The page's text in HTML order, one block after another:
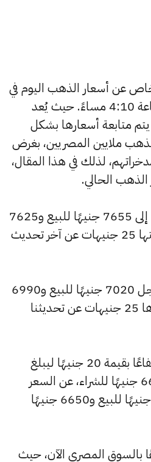
عن أسعار الذهب اليوم في
مصر الأحد 15 فبراير الساعة 4:10 مساءً. حيث يُعد
متابعة أسعارها بشكل
ملايين المصريين، بغرض
لذلك في هذا المقال،
الحالي.
ارتفع سعر عيار 24 ليصل إلى 7655 جنيهًا للبيع و7625
جنيهًا للشراء، بزيادة قيمتها 25 جنيهات عن آخر تحديث
وارتفع سعر عيار 22 ليسجل 7020 جنيهًا للبيع و6990
جنيهًا للشراء، بزيادة قدرها 25 جنيهات عن تحديثنا
كما شهد سعر عيار 21 ارتفاعًا بقيمة 20 جنيهًا ليبلغ
6700 جنيهًا للبيع و6670 جنيهًا للشراء، عن السعر
السابق الذي كان 6720 جنيهًا للبيع و6650 جنيهًا
عيار 18 ارتفاعًا بالسوق المصري الآن، حيث